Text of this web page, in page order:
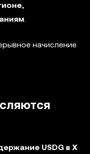
.
начисление
USDG в X